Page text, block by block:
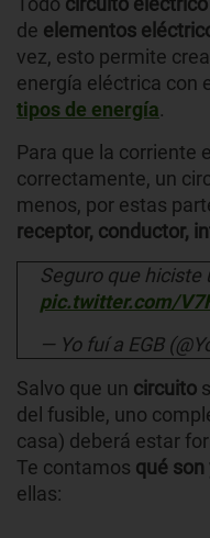
de elementos
vez, esto permite
energía eléctrica con
tipos de energía.
Para que la corriente
correctamente, un
menos, por estas
receptor, conductor,
Seguro que hiciste
pic.twitter.com/
— Yo fuí a EGB
Salvo que un circuito
del fusible, uno
casa) deberá estar
Te contamos qué son
ellas: